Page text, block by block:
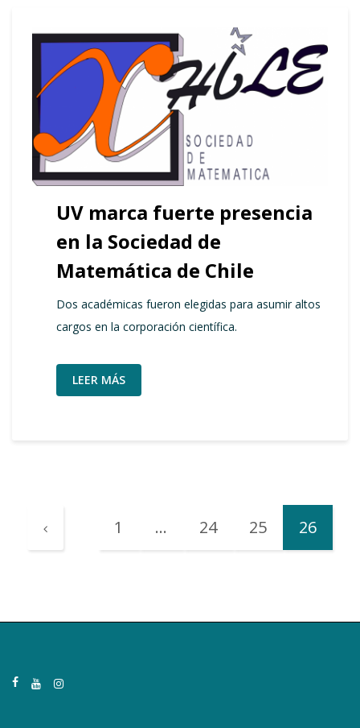
UV marca fuerte presencia
en la Sociedad de
Matemática de Chile
Dos académicas fueron elegidas para asumir altos
cargos en la corporación científica.
LEER MÁS
1 … 24 25 26